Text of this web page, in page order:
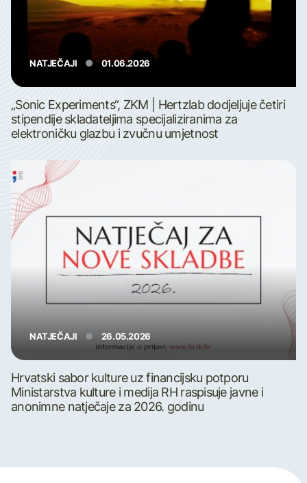
NATJEČAJI 01.06.2026
„Sonic Experiments“, ZKM | Hertzlab dodjeljuje četiri
stipendije skladateljima specijaliziranima za
elektroničku glazbu i zvučnu umjetnost
NATJEČAJI 26.05.2026
Hrvatski sabor kulture uz financijsku potporu
Ministarstva kulture i medija RH raspisuje javne i
anonimne natječaje za 2026. godinu